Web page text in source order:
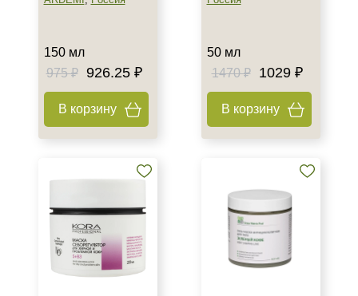
Тип кожи
Жирная
Проблемная
Восстановление
150 мл
975 ₽
926.25 ₽
В корзину
50 мл
1470 ₽
1029 ₽
В корзину